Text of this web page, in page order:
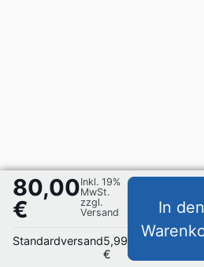
80,00
€
Inkl. 19%
MwSt.
zzgl.
Versand
Standardversand5,99
€
In den